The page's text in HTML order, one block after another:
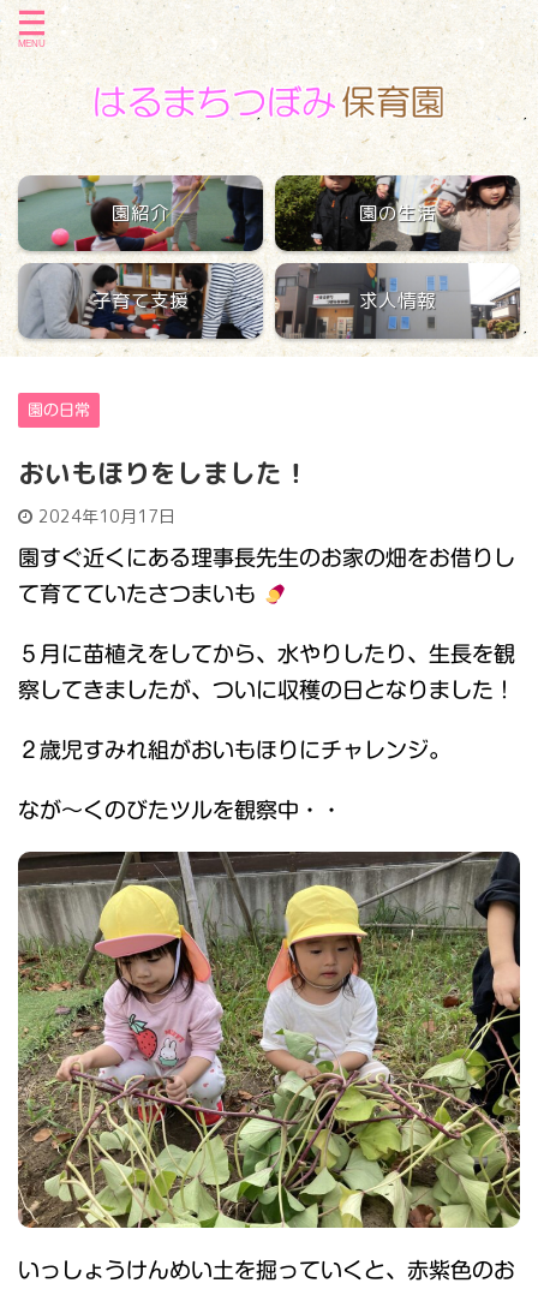
園紹介 園の生活
子育て支援 求人情報
園の日常
おいもほりをしました！
2024年10月17日
園すぐ近くにある理事長先生のお家の畑をお借りし
て育てていたさつまいも
５月に苗植えをしてから、水やりしたり、生長を観
察してきましたが、ついに収穫の日となりました！
２歳児すみれ組がおいもほりにチャレンジ。
なが～くのびたツルを観察中・・
いっしょうけんめい土を掘っていくと、赤紫色のお